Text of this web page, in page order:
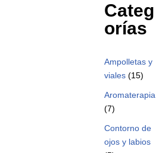
Categ
orías
Ampolletas y
viales (15)
Aromaterapia
(7)
Contorno de
ojos y labios